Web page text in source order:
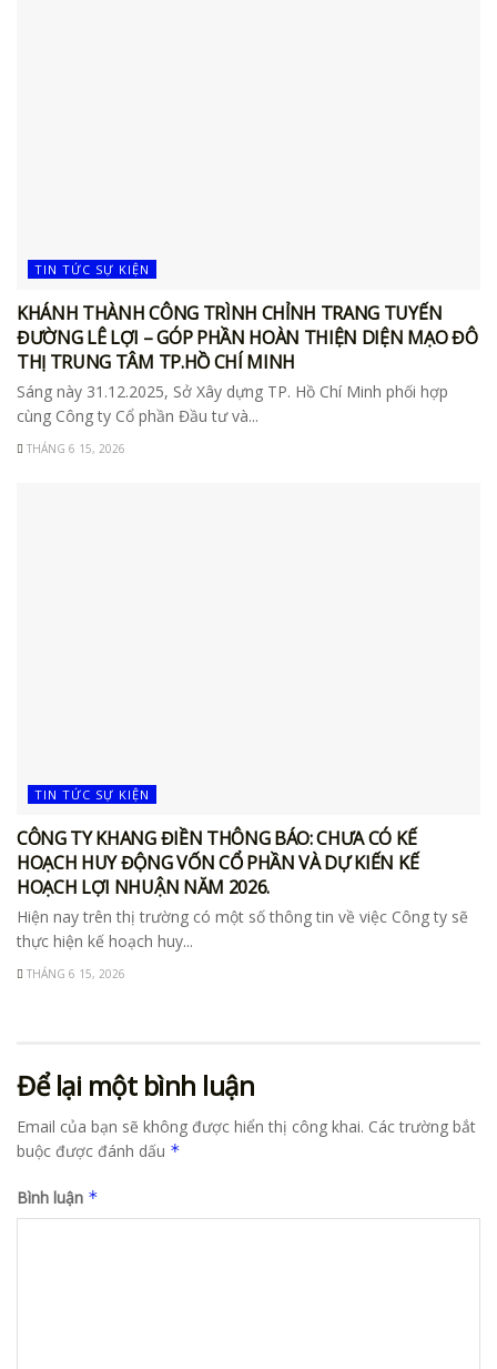
TIN TỨC SỰ KIỆN
KHÁNH THÀNH CÔNG TRÌNH CHỈNH TRANG TUYẾN
ĐƯỜNG LÊ LỢI – GÓP PHẦN HOÀN THIỆN DIỆN MẠO ĐÔ
THỊ TRUNG TÂM TP.HỒ CHÍ MINH
Sáng này 31.12.2025, Sở Xây dựng TP. Hồ Chí Minh phối hợp
cùng Công ty Cổ phần Đầu tư và...
THÁNG 6 15, 2026
TIN TỨC SỰ KIỆN
CÔNG TY KHANG ĐIỀN THÔNG BÁO: CHƯA CÓ KẾ
HOẠCH HUY ĐỘNG VỐN CỔ PHẦN VÀ DỰ KIẾN KẾ
HOẠCH LỢI NHUẬN NĂM 2026.
Hiện nay trên thị trường có một số thông tin về việc Công ty sẽ
thực hiện kế hoạch huy...
THÁNG 6 15, 2026
Để lại một bình luận
Email của bạn sẽ không được hiển thị công khai. Các trường bắt
buộc được đánh dấu *
Bình luận *